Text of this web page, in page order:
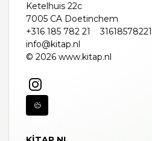
Ketelhuis 22c
7005 CA Doetinchem
+316 185 782 21
31618578221
info@kitap.nl
© 2026 www.kitap.nl